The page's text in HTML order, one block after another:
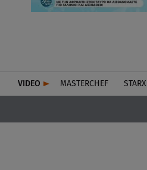
VIDEO MASTERCHEF STARX